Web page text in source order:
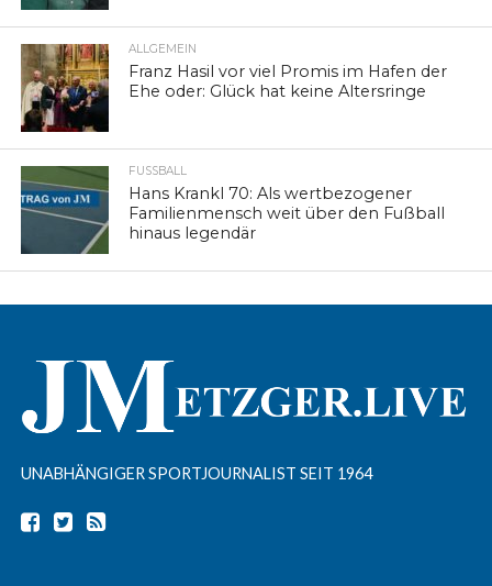
ALLGEMEIN
Franz Hasil vor viel Promis im Hafen der
Ehe oder: Glück hat keine Altersringe
FUSSBALL
Hans Krankl 70: Als wertbezogener
Familienmensch weit über den Fußball
hinaus legendär
UNABHÄNGIGER SPORTJOURNALIST SEIT 1964